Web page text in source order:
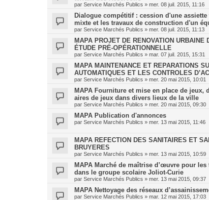
par Service Marchés Publics » mer. 08 juil. 2015, 11:16
Dialogue compétitif : cession d'une
mixte et les travaux de construction d'un
par Service Marchés Publics » mer. 08 juil. 2015, 11:13
MAPA PROJET DE RENOVATION
ÉTUDE PRÉ-OPÉRATIONNELLE
par Service Marchés Publics » mar. 07 juil. 2015, 15:31
MAPA MAINTENANCE ET REPARATIONS
AUTOMATIQUES ET LES CONTROLES
par Service Marchés Publics » mer. 20 mai 2015, 10:01
MAPA Fourniture et mise en place de
aires de jeux dans divers lieux de la ville
par Service Marchés Publics » mer. 20 mai 2015, 09:30
MAPA Publication d'annonces
par Service Marchés Publics » mer. 13 mai 2015, 11:46
MAPA REFECTION DES SANITAIRES ET
BRUYERES
par Service Marchés Publics » mer. 13 mai 2015, 10:59
MAPA Marché de maîtrise d’œuvre pour
dans le groupe scolaire Joliot-Curie
par Service Marchés Publics » mer. 13 mai 2015, 09:37
MAPA Nettoyage des réseaux
par Service Marchés Publics » mar. 12 mai 2015, 17:03